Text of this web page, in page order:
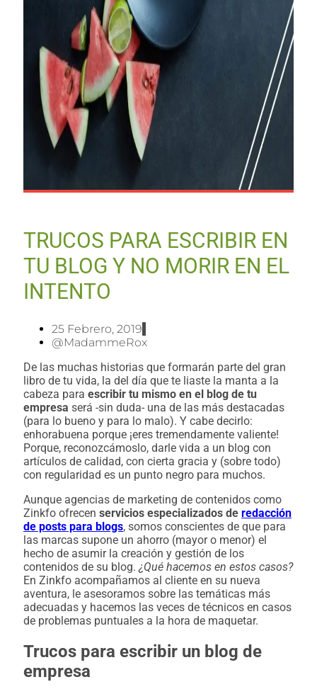
TRUCOS PARA ESCRIBIR EN
TU BLOG Y NO MORIR EN EL
INTENTO
25 Febrero, 2019
@MadammeRox
De las muchas historias que formarán parte del gran
libro de tu vida, la del día que te liaste la manta a la
cabeza para escribir tu mismo en el blog de tu
empresa será -sin duda- una de las más destacadas
(para lo bueno y para lo malo). Y cabe decirlo:
enhorabuena porque ¡eres tremendamente valiente!
Porque, reconozcámoslo, darle vida a un blog con
artículos de calidad, con cierta gracia y (sobre todo)
con regularidad es un punto negro para muchos.
Aunque agencias de marketing de contenidos como
Zinkfo ofrecen servicios especializados de redacción
de posts para blogs, somos conscientes de que para
las marcas supone un ahorro (mayor o menor) el
hecho de asumir la creación y gestión de los
contenidos de su blog. ¿Qué hacemos en estos casos?
En Zinkfo acompañamos al cliente en su nueva
aventura, le asesoramos sobre las temáticas más
adecuadas y hacemos las veces de técnicos en casos
de problemas puntuales a la hora de maquetar.
Trucos para escribir un blog de
empresa